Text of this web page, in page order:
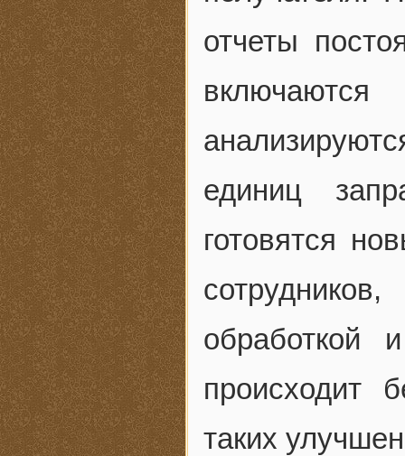
отчеты
единиц
готовятся
обработкой
происходит
таких